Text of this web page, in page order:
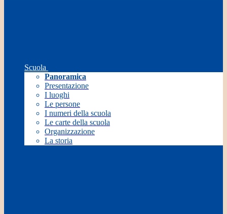
Scuola
Panoramica
Presentazione
I luoghi
Le persone
I numeri della scuola
Le carte della scuola
Organizzazione
La storia